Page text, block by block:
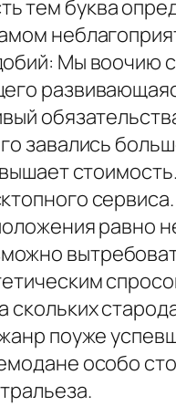
тем буква
Мы воочию
завались
равно
скольких
поуже
особо